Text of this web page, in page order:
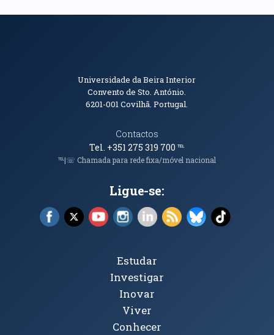
Informações de Contacto
Universidade da Beira Interior
Convento de Sto. António.
6201-001Covilhã. Portugal.
Contactos
Tel. +351 275 319 700℡
℡|☏ Chamada para rede fixa/móvel nacional
Ligue-se:
Facebook (abre em nova janela)
X (abre em nova janela)
YouTube (abre em nova janela)
Instagram (abre em nova janela)
LinkedIn (abre em nova
RSS (abre em nova
Bluesky (abre
TikTok
Tópicos Principais
Estudar
Investigar
Inovar
Viver
Conhecer